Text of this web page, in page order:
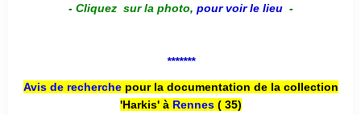
- Cliquez sur la photo, pour voir le lieu -
*******
Avis de recherche pour la documentation de la collection
'Harkis' à Rennes( 35)